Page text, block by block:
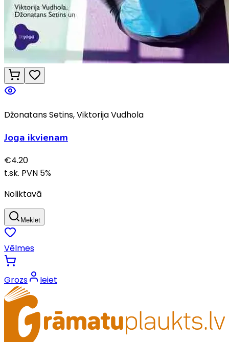
Džonatans Setins, Viktorija Vudhola
Joga ikvienam
€4.20
t.sk. PVN 5%
Noliktavā
Meklēt
Vēlmes
Grozs Ieiet